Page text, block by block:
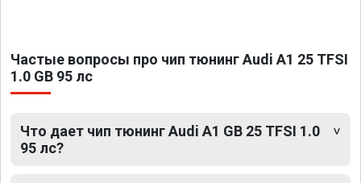
Частые вопросы про чип тюнинг Audi A1 25 TFSI
1.0 GB 95 лс
Что дает чип тюнинг Audi A1 GB 25 TFSI 1.0
95 лс?